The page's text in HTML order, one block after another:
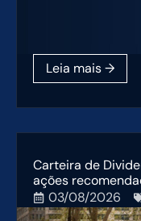
Carteira de
ações
03/08/2026